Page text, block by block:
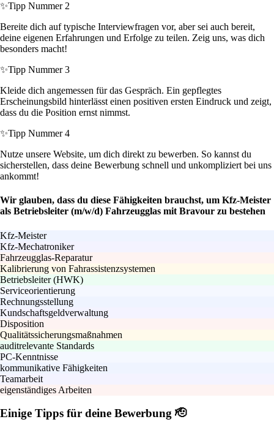
✨Tipp Nummer 2
Bereite dich auf typische Interviewfragen vor, aber sei auch bereit,
deine eigenen Erfahrungen und Erfolge zu teilen. Zeig uns, was dich
besonders macht!
✨Tipp Nummer 3
Kleide dich angemessen für das Gespräch. Ein gepflegtes
Erscheinungsbild hinterlässt einen positiven ersten Eindruck und zeigt,
dass du die Position ernst nimmst.
✨Tipp Nummer 4
Nutze unsere Website, um dich direkt zu bewerben. So kannst du
sicherstellen, dass deine Bewerbung schnell und unkompliziert bei uns
ankommt!
Wir glauben, dass du diese Fähigkeiten brauchst, um Kfz-Meister
als Betriebsleiter (m/w/d) Fahrzeugglas mit Bravour zu bestehen
Kfz-Meister
Kfz-Mechatroniker
Fahrzeugglas-Reparatur
Kalibrierung von Fahrassistenzsystemen
Betriebsleiter (HWK)
Serviceorientierung
Rechnungsstellung
Kundschaftsgeldverwaltung
Disposition
Qualitätssicherungsmaßnahmen
auditrelevante Standards
PC-Kenntnisse
kommunikative Fähigkeiten
Teamarbeit
eigenständiges Arbeiten
Einige Tipps für deine Bewerbung 🫡